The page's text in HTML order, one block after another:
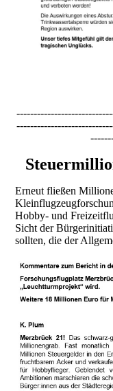
Erneut fließen
Hobby- und
Sicht der
sollten, die der